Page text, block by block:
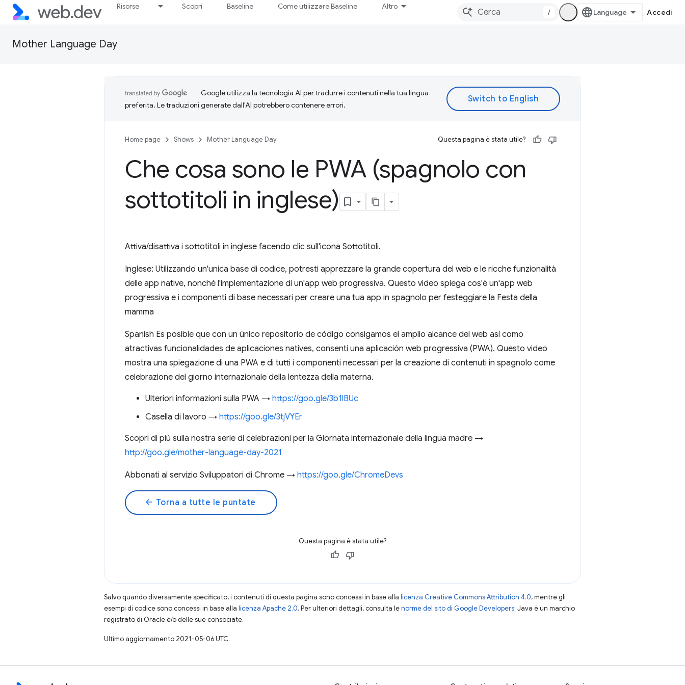
Risorse Scopri Baseline Come utilizzare Baseline Altro
/ Accedi
Mother Language Day
Google utilizza la tecnologia AI per tradurre i contenuti nella tua lingua
preferita. Le traduzioni generate dall'AI potrebbero contenere errori.
Home page Shows Mother Language Day Questa pagina è stata utile?
Che cosa sono le PWA (spagnolo con
sottotitoli in inglese)
Attiva/disattiva i sottotitoli in inglese facendo clic sull'icona Sottotitoli.
Inglese: Utilizzando un'unica base di codice, potresti apprezzare la grande copertura del web e le ricche funzionalità
delle app native, nonché l'implementazione di un'app web progressiva. Questo video spiega cos'è un'app web
progressiva e i componenti di base necessari per creare una tua app in spagnolo per festeggiare la Festa della
mamma
Spanish Es posible que con un único repositorio de código consigamos el amplio alcance del web así como
atractivas funcionalidades de aplicaciones natives, consenti una aplicación web progressiva (PWA). Questo video
mostra una spiegazione di una PWA e di tutti i componenti necessari per la creazione di contenuti in spagnolo come
celebrazione del giorno internazionale della lentezza della materna.
Ulteriori informazioni sulla PWA → https://goo.gle/3b1lBUc
Casella di lavoro → https://goo.gle/3tjVYEr
Scopri di più sulla nostra serie di celebrazioni per la Giornata internazionale della lingua madre →
http://goo.gle/mother-language-day-2021
Abbonati al servizio Sviluppatori di Chrome → https://goo.gle/ChromeDevs
arrow_back Torna a tutte le puntate
Questa pagina è stata utile?
Salvo quando diversamente specificato, i contenuti di questa pagina sono concessi in base alla licenza Creative Commons Attribution 4.0, mentre gli
esempi di codice sono concessi in base alla licenza Apache 2.0. Per ulteriori dettagli, consulta lenorme del sito di Google Developers. Java è un marchio
registrato di Oracle e/o delle sue consociate.
Ultimo aggiornamento 2021-05-06 UTC.